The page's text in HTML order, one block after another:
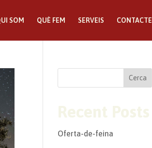
SOM QUÈ FEM SERVEIS CONTACTE
Cerca
Recent Posts
Oferta-de-feina